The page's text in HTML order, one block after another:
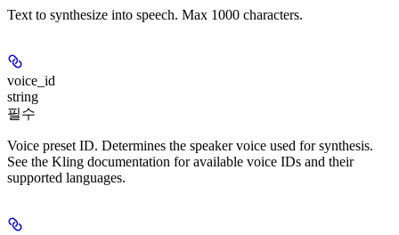
Text to synthesize into speech. Max 1000 characters.
voice_id
string
필수
Voice preset ID. Determines the speaker voice used for synthesis.
See the Kling documentation for available voice IDs and their
supported languages.